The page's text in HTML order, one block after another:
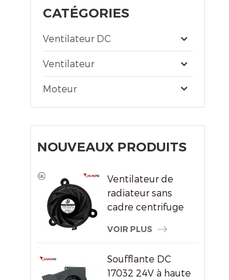
CATÉGORIES
Ventilateur DC
Ventilateur
Moteur
NOUVEAUX PRODUITS
Ventilateur de
radiateur sans
cadre centrifuge
refroidissement
VOIR PLUS
Soufflante DC
17032 24V à haute